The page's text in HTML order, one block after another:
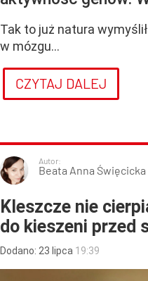
Tak to już natura
w mózgu...
CZYTAJ DALEJ
Autor:
Beata Anna Święcicka
Kleszcze nie
do kieszeni przed
Dodano: 23 lipca 19:39